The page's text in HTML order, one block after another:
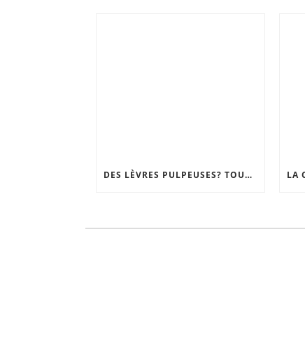
DES LÈVRES PULPEUSES? TOUR D’HORIZON DES TECHNIQUES, DU GLOSS REPULPANT À LA CHIRURGIE